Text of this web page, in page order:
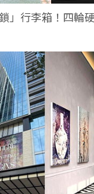
」行李箱！四輪